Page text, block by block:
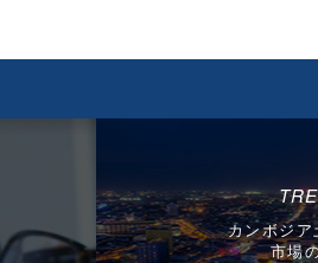
カンボジ
市場